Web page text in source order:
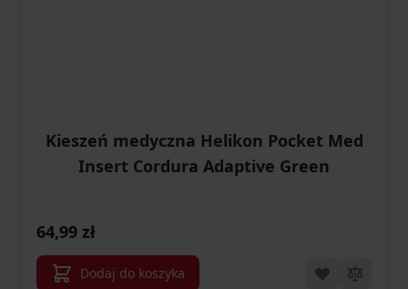
Kieszeń medyczna Helikon Pocket Med
Insert Cordura Adaptive Green
64,99 zł
Dodaj do koszyka